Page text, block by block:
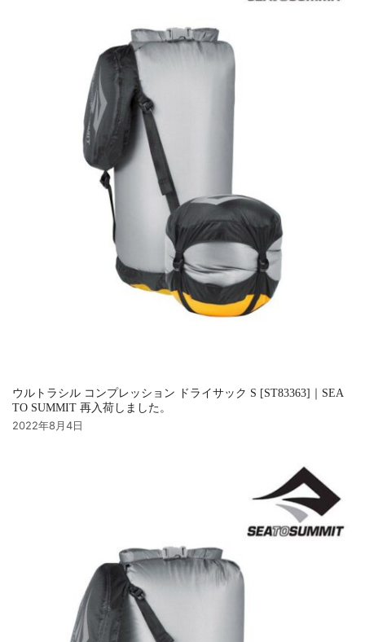
ウルトラシル コンプレッション ドライサック S [ST83363]｜SEA
TO SUMMIT 再入荷しました。
2022年8月4日